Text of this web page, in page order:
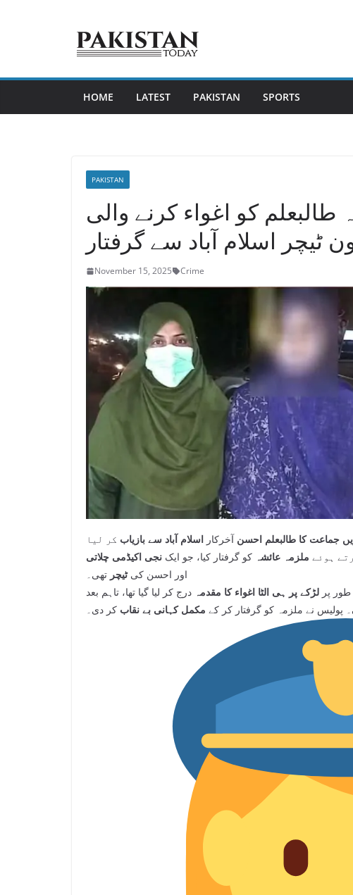
HOME LATEST PAKISTAN SPORTS
PAKISTAN
مقیم: 13 سالہ طالبعلم کو اغواء کرنے والی
ٹیچر اسلام آباد سے گرفتار
November 15, 2025 Crime
آخرکار اسلام آباد سے بازیاب کر لیا
ہوئے ملزمہ عائشہ کو گرفتار کیا، جو ایک نجی اکیڈمی چلاتی
اور احسن کیٹیچر تھی۔
پر لڑکے پر ہی الٹا اغواء کا مقدمہ درج کر لیا گیا تھا، تاہم بعد
۔ پولیس نے ملزمہ کو گرفتار کر کے مکمل کہانی بے نقاب کر دی۔